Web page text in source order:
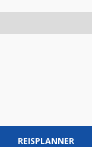
REISPLANNER